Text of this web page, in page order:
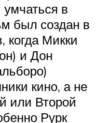
умчаться в
был создан в
когда Микки
и Дон
кино, а не
или Второй
Рурк